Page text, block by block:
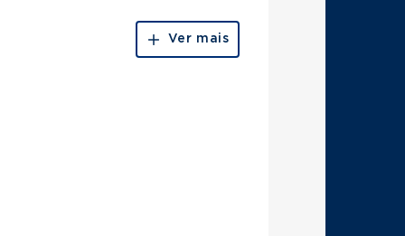
Ver mais